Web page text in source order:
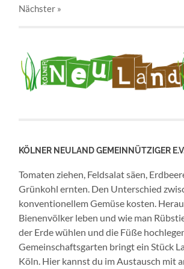
Nächster »
KÖLNER NEULAND GEMEINNÜTZIGER
Tomaten ziehen, Feldsalat säen,
Grünkohl ernten. Den Unterschied
konventionellem Gemüse kosten.
Bienenvölker leben und wie man
der Erde wühlen und die Füße
Gemeinschaftsgarten bringt ein Stück
Köln. Hier kannst du im Austausch mit